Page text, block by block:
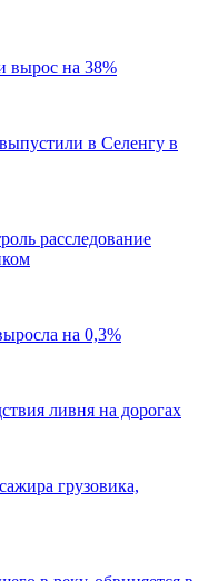
вырос на 38%
в Селенгу в
расследование
на 0,3%
ливня на дорогах
грузовика,